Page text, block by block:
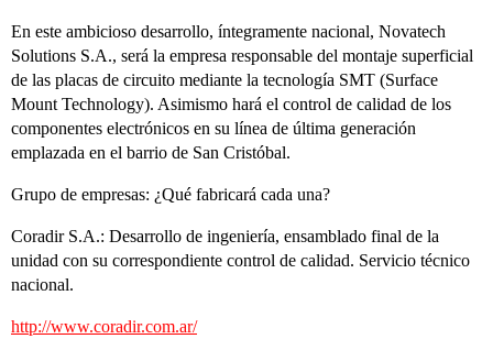
En este ambicioso desarrollo, íntegramente nacional, Novatech
Solutions S.A., será la empresa responsable del montaje superficial
de las placas de circuito mediante la tecnología SMT (Surface
Mount Technology). Asimismo hará el control de calidad de los
componentes electrónicos en su línea de última generación
emplazada en el barrio de San Cristóbal.
Grupo de empresas: ¿Qué fabricará cada una?
Coradir S.A.: Desarrollo de ingeniería, ensamblado final de la
unidad con su correspondiente control de calidad. Servicio técnico
nacional.
http://www.coradir.com.ar/